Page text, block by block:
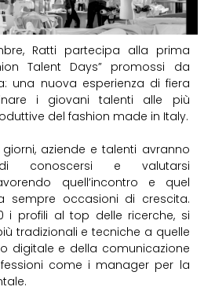
Ratti partecipa alla prima
Talent Days” promossi da
una nuova esperienza di fiera
i giovani talenti alle più
del fashion made in Italy.
aziende e talenti avranno
conoscersi e valutarsi
quell’incontro e quel
sempre occasioni di crescita.
i profili al top delle ricerche, si
tradizionali e tecniche a quelle
digitale e della comunicazione
come i manager per la